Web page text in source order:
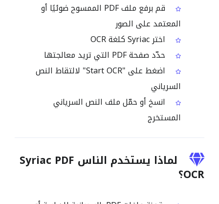
قم برفع ملف PDF الممسوح ضوئيًا أو
المعتمد على الصور
اختر Syriac كلغة OCR
حدّد صفحة PDF التي تريد معالجتها
اضغط على "Start OCR" لالتقاط النص
السرياني
انسخ أو حمّل ملف النص السرياني
المستخرج
لماذا يستخدم الناس Syriac PDF
OCR؟